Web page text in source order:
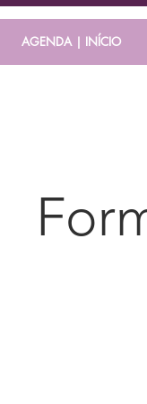
AGENDA | INÍCIO